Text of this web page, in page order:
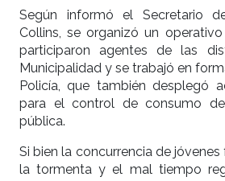
Según informó el Secretario
Collins, se organizó un
participaron agentes de las
Municipalidad y se trabajó en
Policía, que también desplegó
para el control de consumo
pública.
Si bien la concurrencia de
la tormenta y el mal tiempo